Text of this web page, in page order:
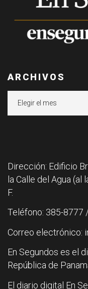
ARCHIVOS
Dirección: Edificio
la Calle del Agua (al
F.
Teléfono: 385-8777
Correo electrónico:
En Segundos es el
República de
El diario digital En